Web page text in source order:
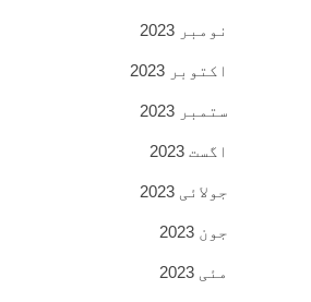
نومبر 2023
اکتوبر 2023
ستمبر 2023
اگست 2023
جولائی 2023
جون 2023
مئی 2023